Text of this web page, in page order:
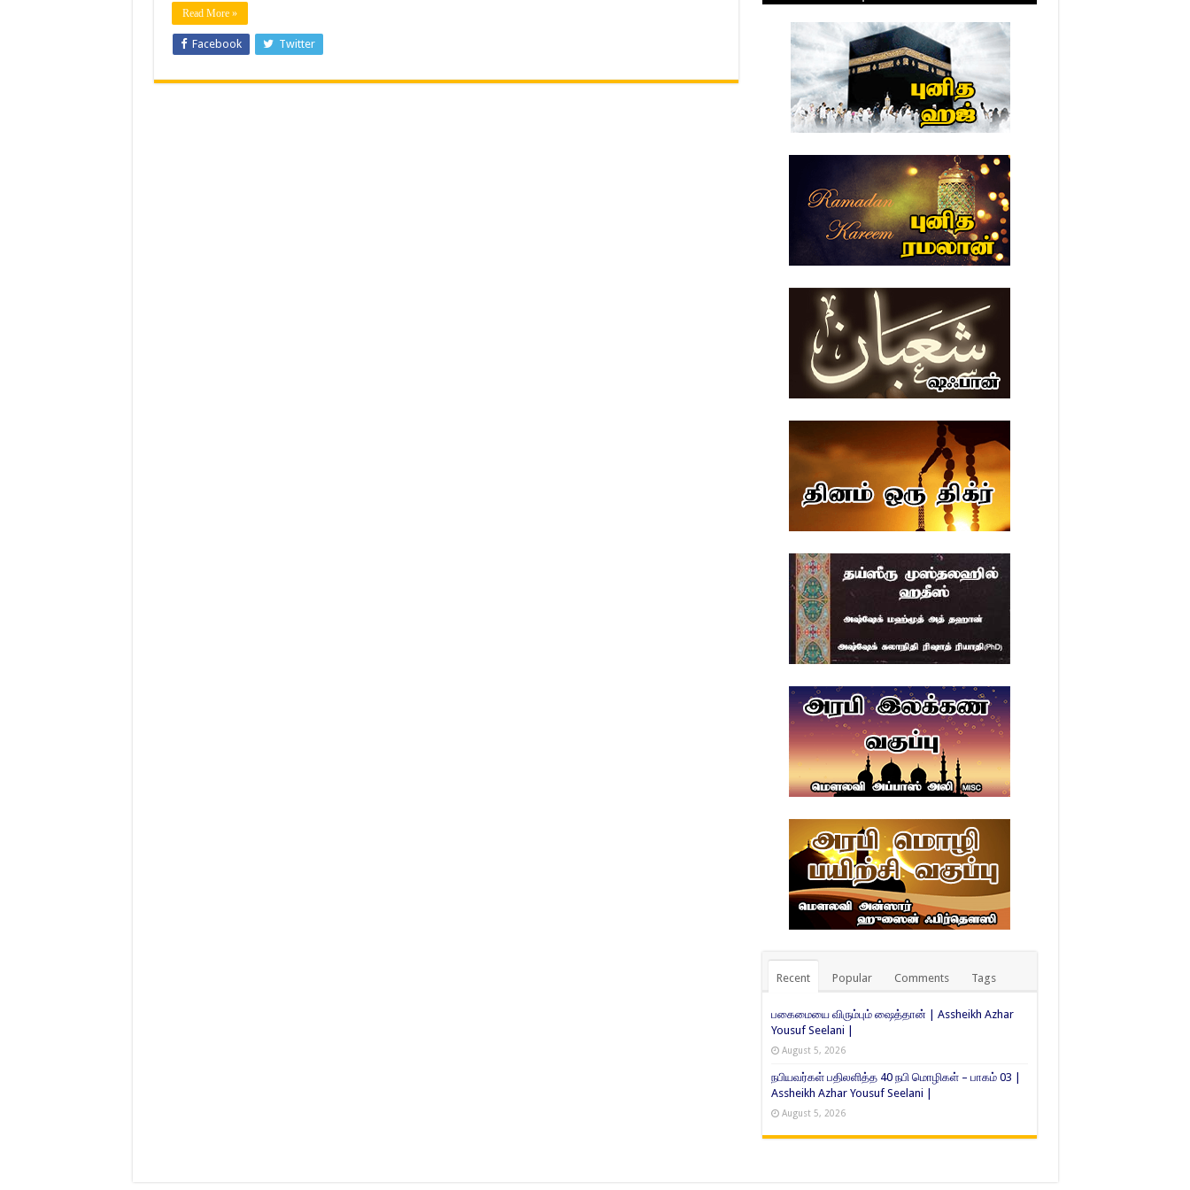
Read More »
Facebook Twitter
Recent Popular Comments Tags
பகைமையை விரும்பும் ஷைத்தான் | Assheikh Azhar
Yousuf Seelani |
August 5, 2026
நபியவர்கள் பதிலளித்த 40 நபி மொழிகள் – பாகம் 03 |
Assheikh Azhar Yousuf Seelani |
August 5, 2026